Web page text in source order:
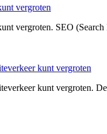
vergroten
vergroten. SEO
kunt vergroten
kunt vergroten.